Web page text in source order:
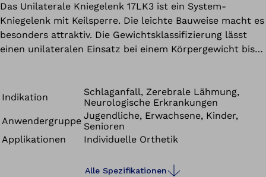
Das Unilaterale Kniegelenk 17LK3 ist ein System-
Kniegelenk mit Keilsperre. Die leichte Bauweise macht es
besonders attraktiv. Die Gewichtsklassifizierung lässt
einen unilateralen Einsatz bei einem Körpergewicht bis
Lieferumfang enthalten ist ein temporärer Schalter zum
Freischalten des Gelenkes, z.B. zum Fahren auf dem
Therapierad.
Indikation
Schlaganfall, Zerebrale Lähmung,
Neurologische Erkrankungen
Anwendergruppe Jugendliche, Erwachsene, Kinder,
Senioren
Applikationen
Individuelle Orthetik
Alle Spezifikationen